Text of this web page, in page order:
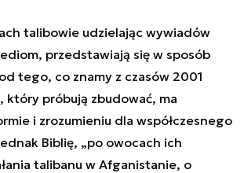
talibowie udzielając wywiadów
przedstawiają się w sposób
tego, co znamy z czasów 2001
który próbują zbudować, ma
i zrozumieniu dla współczesnego
Biblię, „po owocach ich
talibanu w Afganistanie, o